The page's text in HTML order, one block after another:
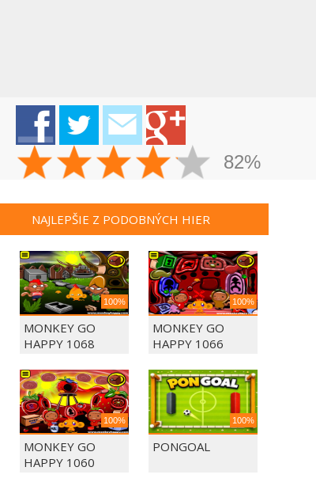
82%
NAJLEPŠIE Z PODOBNÝCH HIER
100%
MONKEY GO
HAPPY 1068
100%
MONKEY GO
HAPPY 1066
100%
MONKEY GO
HAPPY 1060
100%
PONGOAL